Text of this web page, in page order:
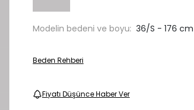
Modelin bedeni ve boyu: 36/S - 176 cm
Beden Rehberi
Fiyatı Düşünce Haber Ver